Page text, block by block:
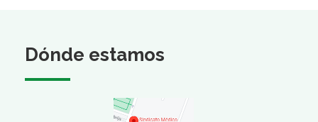
Dónde estamos